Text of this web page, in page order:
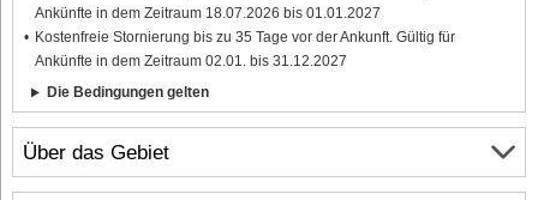
Über das Gebiet
Ankünfte in dem Zeitraum 18.07.2026 bis 01.01.2027
Kostenfreie Stornierung bis zu 35 Tage vor der Ankunft. Gültig für
Ankünfte in dem Zeitraum 02.01. bis 31.12.2027
Die Bedingungen gelten